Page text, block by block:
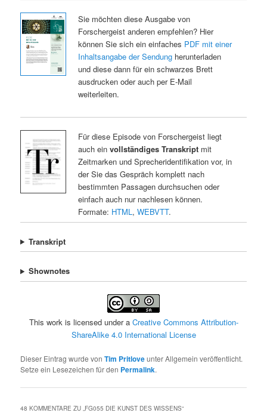
Sie möchten diese Ausgabe von
Forschergeist anderen empfehlen? Hier
können Sie sich ein einfaches PDF mit einer
Inhaltsangabe der Sendungherunterladen
und diese dann für ein schwarzes Brett
ausdrucken oder auch per E-Mail
weiterleiten.
Für diese Episode von Forschergeist liegt
auch ein vollständiges Transkriptmit
Zeitmarken und Sprecheridentifikation vor, in
der Sie das Gespräch komplett nach
bestimmten Passagen durchsuchen oder
einfach auch nur nachlesen können.
Formate: HTML, WEBVTT.
Transkript
Shownotes
This work is licensed under a Creative Commons Attribution-
ShareAlike 4.0 International License
Dieser Eintrag wurde vonTim Pritloveunter Allgemein veröffentlicht.
Setze ein Lesezeichen für den Permalink.
48 KOMMENTARE ZU „FG055 DIE KUNST DES WISSENS“